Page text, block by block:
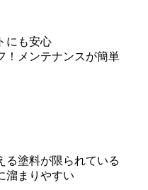
にも安心
！メンテナンスが簡単
る塗料が限られている
溜まりやすい